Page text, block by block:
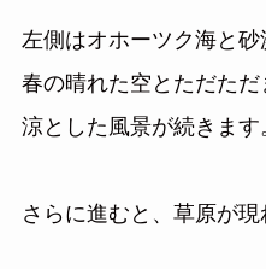
左側はオホーツク海と砂
春の晴れた空とただた
涼とした風景が続きます
さらに進むと、草原が現